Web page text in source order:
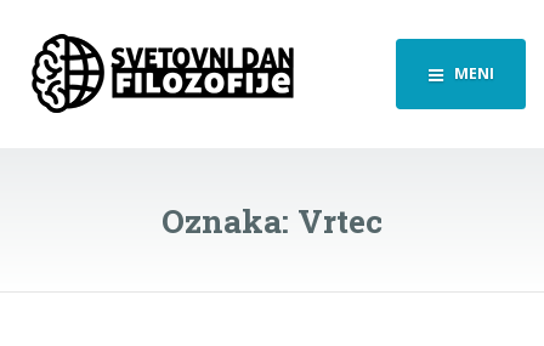
MENI
Oznaka: Vrtec